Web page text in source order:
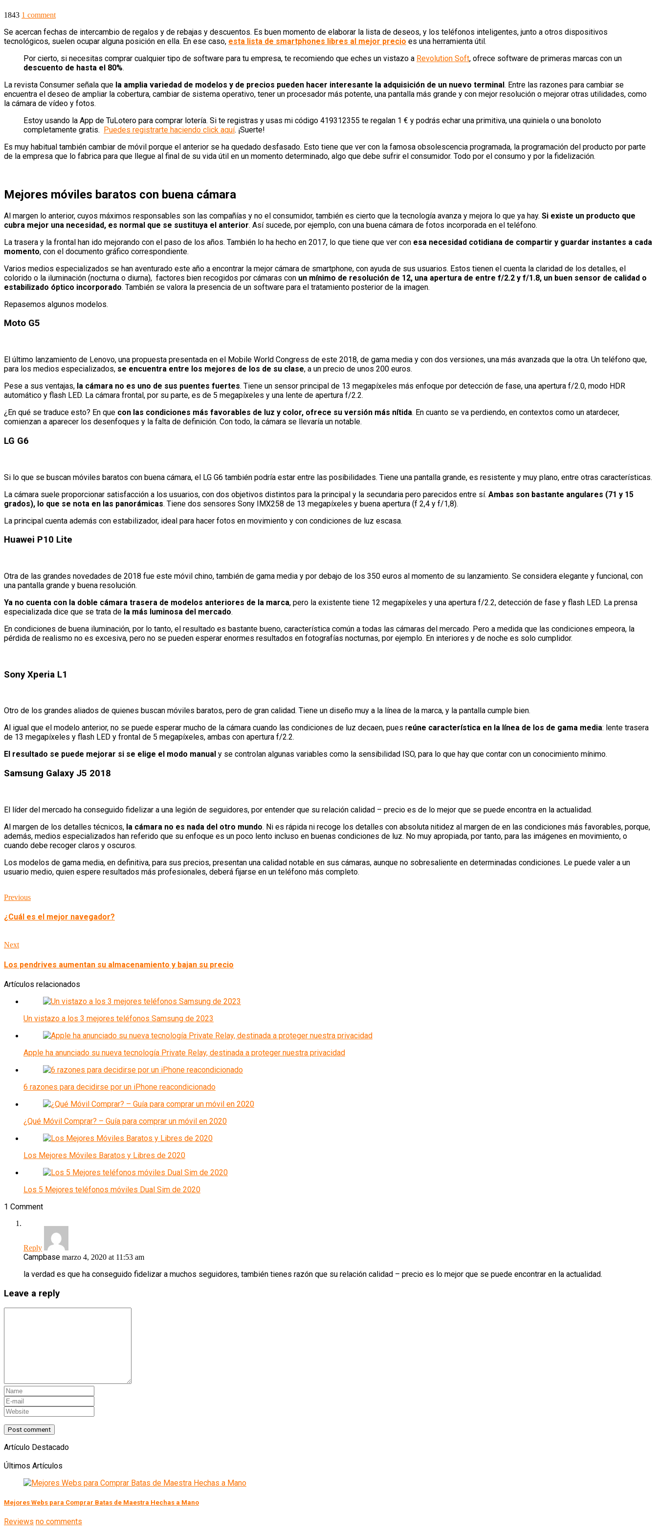
1843 1 comment
Se acercan fechas de intercambio de regalos y de rebajas y descuentos. Es buen momento de elaborar la lista de deseos, y los teléfonos inteligentes, junto a otros dispositivos
tecnológicos, suelen ocupar alguna posición en ella. En ese caso, esta lista de smartphones libres al mejor precio es una herramienta útil.
Por cierto, si necesitas comprar cualquier tipo de software para tu empresa, te recomiendo que eches un vistazo a Revolution Soft, ofrece software de primeras marcas con un
descuento de hasta el 80%.
La revista Consumer señala que la amplia variedad de modelos y de precios pueden hacer interesante la adquisición de un nuevo terminal. Entre las razones para cambiar se
encuentra el deseo de ampliar la cobertura, cambiar de sistema operativo, tener un procesador más potente, una pantalla más grande y con mejor resolución o mejorar otras utilidades, como
la cámara de vídeo y fotos.
Estoy usando la App de TuLotero para comprar lotería. Si te registras y usas mi código 419312355 te regalan 1 € y podrás echar una primitiva, una quiniela o una bonoloto
completamente gratis. Puedes registrarte haciendo click aquí. ¡Suerte!
Es muy habitual también cambiar de móvil porque el anterior se ha quedado desfasado. Esto tiene que ver con la famosa obsolescencia programada, la programación del producto por parte
de la empresa que lo fabrica para que llegue al final de su vida útil en un momento determinado, algo que debe sufrir el consumidor. Todo por el consumo y por la fidelización.
Mejores móviles baratos con buena cámara
Al margen lo anterior, cuyos máximos responsables son las compañías y no el consumidor, también es cierto que la tecnología avanza y mejora lo que ya hay. Si existe un producto que
cubra mejor una necesidad, es normal que se sustituya el anterior. Así sucede, por ejemplo, con una buena cámara de fotos incorporada en el teléfono.
La trasera y la frontal han ido mejorando con el paso de los años. También lo ha hecho en 2017, lo que tiene que ver con esa necesidad cotidiana de compartir y guardar instantes a cada
momento, con el documento gráfico correspondiente.
Varios medios especializados se han aventurado este año a encontrar la mejor cámara de smartphone, con ayuda de sus usuarios. Estos tienen el cuenta la claridad de los detalles, el
colorido o la iluminación (nocturna o diurna), factores bien recogidos por cámaras con un mínimo de resolución de 12, una apertura de entre f/2.2 y f/1.8, un buen sensor de calidad o
estabilizado óptico incorporado. También se valora la presencia de un software para el tratamiento posterior de la imagen.
Repasemos algunos modelos.
Moto G5
El último lanzamiento de Lenovo, una propuesta presentada en el Mobile World Congress de este 2018, de gama media y con dos versiones, una más avanzada que la otra. Un teléfono que,
para los medios especializados, se encuentra entre los mejores de los de su clase, a un precio de unos 200 euros.
Pese a sus ventajas, la cámara no es uno de sus puentes fuertes. Tiene un sensor principal de 13 megapíxeles más enfoque por detección de fase, una apertura f/2.0, modo HDR
automático y flash LED. La cámara frontal, por su parte, es de 5 megapíxeles y una lente de apertura f/2.2.
¿En qué se traduce esto? En que con las condiciones más favorables de luz y color, ofrece su versión más nítida. En cuanto se va perdiendo, en contextos como un atardecer,
comienzan a aparecer los desenfoques y la falta de definición. Con todo, la cámara se llevaría un notable.
LG G6
Si lo que se buscan móviles baratos con buena cámara, el LG G6 también podría estar entre las posibilidades. Tiene una pantalla grande, es resistente y muy plano, entre otras características.
La cámara suele proporcionar satisfacción a los usuarios, con dos objetivos distintos para la principal y la secundaria pero parecidos entre sí. Ambas son bastante angulares (71 y 15
grados), lo que se nota en las panorámicas. Tiene dos sensores Sony IMX258 de 13 megapíxeles y buena apertura (f 2,4 y f/1,8).
La principal cuenta además con estabilizador, ideal para hacer fotos en movimiento y con condiciones de luz escasa.
Huawei P10 Lite
Otra de las grandes novedades de 2018 fue este móvil chino, también de gama media y por debajo de los 350 euros al momento de su lanzamiento. Se considera elegante y funcional, con
una pantalla grande y buena resolución.
Ya no cuenta con la doble cámara trasera de modelos anteriores de la marca, pero la existente tiene 12 megapíxeles y una apertura f/2.2, detección de fase y flash LED. La prensa
especializada dice que se trata de la más luminosa del mercado.
En condiciones de buena iluminación, por lo tanto, el resultado es bastante bueno, característica común a todas las cámaras del mercado. Pero a medida que las condiciones empeora, la
pérdida de realismo no es excesiva, pero no se pueden esperar enormes resultados en fotografías nocturnas, por ejemplo. En interiores y de noche es solo cumplidor.
Sony Xperia L1
Otro de los grandes aliados de quienes buscan móviles baratos, pero de gran calidad. Tiene un diseño muy a la línea de la marca, y la pantalla cumple bien.
Al igual que el modelo anterior, no se puede esperar mucho de la cámara cuando las condiciones de luz decaen, pues reúne característica en la línea de los de gama media: lente trasera
de 13 megapíxeles y flash LED y frontal de 5 megapíxeles, ambas con apertura f/2.2.
El resultado se puede mejorar si se elige el modo manual y se controlan algunas variables como la sensibilidad ISO, para lo que hay que contar con un conocimiento mínimo.
Samsung Galaxy J5 2018
El líder del mercado ha conseguido fidelizar a una legión de seguidores, por entender que su relación calidad – precio es de lo mejor que se puede encontra en la actualidad.
Al margen de los detalles técnicos, la cámara no es nada del otro mundo. Ni es rápida ni recoge los detalles con absoluta nitidez al margen de en las condiciones más favorables, porque,
además, medios especializados han referido que su enfoque es un poco lento incluso en buenas condiciones de luz. No muy apropiada, por tanto, para las imágenes en movimiento, o
cuando debe recoger claros y oscuros.
Los modelos de gama media, en definitiva, para sus precios, presentan una calidad notable en sus cámaras, aunque no sobresaliente en determinadas condiciones. Le puede valer a un
usuario medio, quien espere resultados más profesionales, deberá fijarse en un teléfono más completo.
Previous
¿Cuál es el mejor navegador?
Next
Los pendrives aumentan su almacenamiento y bajan su precio
Artículos relacionados
Un vistazo a los 3 mejores teléfonos Samsung de 2023
Apple ha anunciado su nueva tecnología Private Relay, destinada a proteger nuestra privacidad
6 razones para decidirse por un iPhone reacondicionado
¿Qué Móvil Comprar? – Guía para comprar un móvil en 2020
Los Mejores Móviles Baratos y Libres de 2020
Los 5 Mejores teléfonos móviles Dual Sim de 2020
1 Comment
Reply
Campbase marzo 4, 2020 at 11:53 am
la verdad es que ha conseguido fidelizar a muchos seguidores, también tienes razón que su relación calidad – precio es lo mejor que se puede encontrar en la actualidad.
Leave a reply
Artículo Destacado
Últimos Artículos
Mejores Webs para Comprar Batas de Maestra Hechas a Mano
Reviews no comments